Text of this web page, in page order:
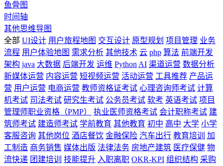
鱼骨图
时间轴
其他思维导图
全部 UI设计 用户旅程地图 交互设计 原型规划 项目管理 业务
流程 用户体验地图 需求分析 其他技术 云 php 算法 前端开发
架构 java 大数据 后端开发 运维 Python AI 渠道运营 数据分析
新媒体运营 内容运营 短视频运营 活动运营 工具推荐 产品运
营 用户运营 电商运营 教师资格证考试 心理咨询师考试 计算
机考试 司法考试 研究生考试 公务员考试 软考 英语考试 项目
管理师职业资格（PMP）
执业医师资格考试 会计职称考试 建
筑师考试 建造师考试 学前教育 其他教育 初中 高中 大学 小学
客服咨询 其他岗位 酒店餐饮 金融保险 汽车出行 教育培训
加
工制造 商务销售 媒体出版 法律法务 房地产建筑 医疗保健 物
流快递 团建培训 技能提升 入职离职 OKR-KPI 组织结构 采购